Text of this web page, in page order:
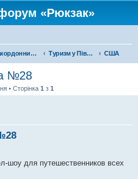
«Рюкзак»
Закордонний туризм Туризм у Північній Америці США
№28
• Сторінка 1 з 1
шоу для путешественников всех